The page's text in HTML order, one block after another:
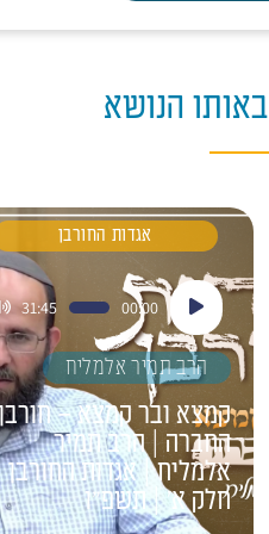
באותו הנושא
אגדות החורבן
נגן
אודיו
00:00
31:45
הרב תמיר אלמליח
קמצא ובר קמצא –
החברה | הרב תמיר
אלמליח | אגדות
חלק א' | תשפ"ו